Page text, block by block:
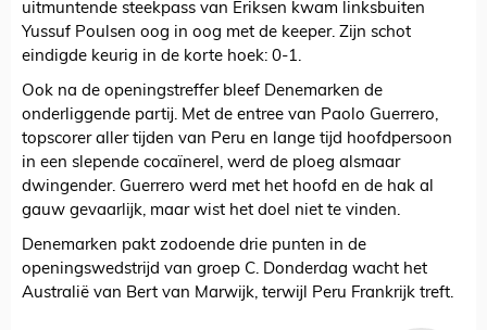
uitmuntende steekpass van Eriksen kwam linksbuiten
Yussuf Poulsen oog in oog met de keeper. Zijn schot
eindigde keurig in de korte hoek: 0-1.
Ook na de openingstreffer bleef Denemarken de
onderliggende partij. Met de entree van Paolo Guerrero,
topscorer aller tijden van Peru en lange tijd hoofdpersoon
in een slepende cocaïnerel, werd de ploeg alsmaar
dwingender. Guerrero werd met het hoofd en de hak al
gauw gevaarlijk, maar wist het doel niet te vinden.
Denemarken pakt zodoende drie punten in de
openingswedstrijd van groep C. Donderdag wacht het
Australië van Bert van Marwijk, terwijl Peru Frankrijk treft.